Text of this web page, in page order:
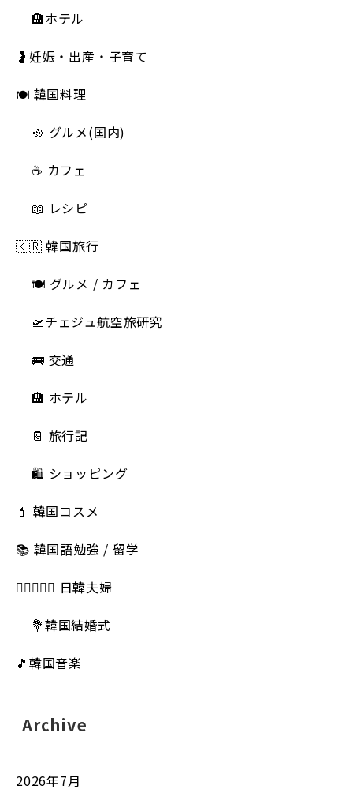
🏨ホテル
🤰妊娠・出産・子育て
🍽 韓国料理
🥘 グルメ(国内)
☕️ カフェ
📖 レシピ
🇰🇷 韓国旅行
🍽 グルメ / カフェ
🛫チェジュ航空旅研究
🚌 交通
🏨 ホテル
📔 旅行記
🛍️ ショッピング
💄 韓国コスメ
📚 韓国語勉強 / 留学
👩🏻‍❤️‍👨🏻 日韓夫婦
💐韓国結婚式
🎵韓国音楽
Archive
2026年7月